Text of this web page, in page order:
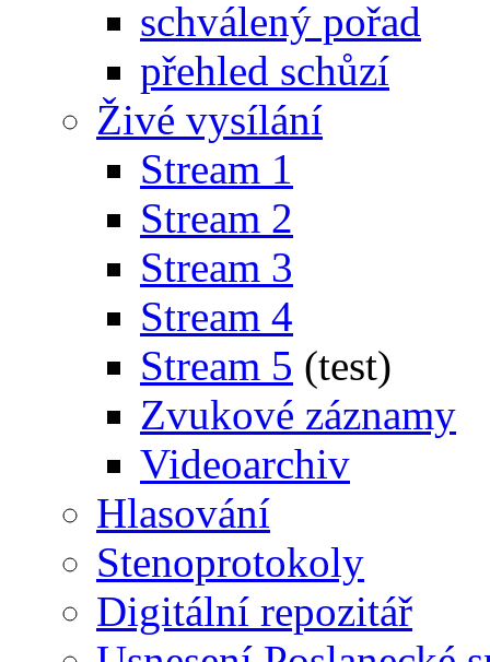
schválený pořad
přehled schůzí
Živé vysílání
Stream 1
Stream 2
Stream 3
Stream 4
Stream 5 (test)
Zvukové záznamy
Videoarchiv
Hlasování
Stenoprotokoly
Digitální repozitář